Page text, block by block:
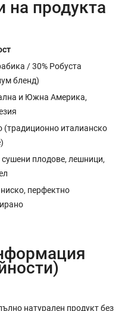
на продукта
/ 30% Робуста
бленд)
и Южна Америка,
(традиционно италианско
сушени плодове, лешници,
перфектно
натурален продукт без